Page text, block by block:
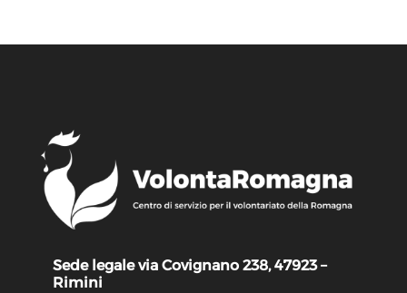
Sede legale via Covignano 238, 47923 –
Rimini